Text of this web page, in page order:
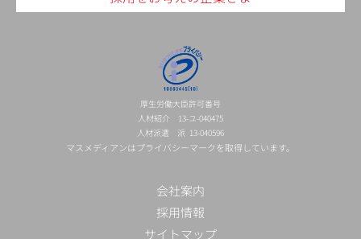
厚生労働大臣許可番号
人材紹介 13-ユ-040475
人材派遣 派 13-040596
マスメディアンはプライバシーマークを取得しています。
会社案内
採用情報
サイトマップ